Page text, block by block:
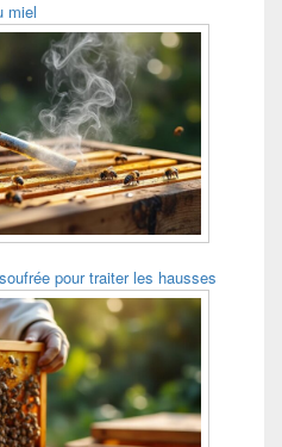
miel
pour traiter les hausses